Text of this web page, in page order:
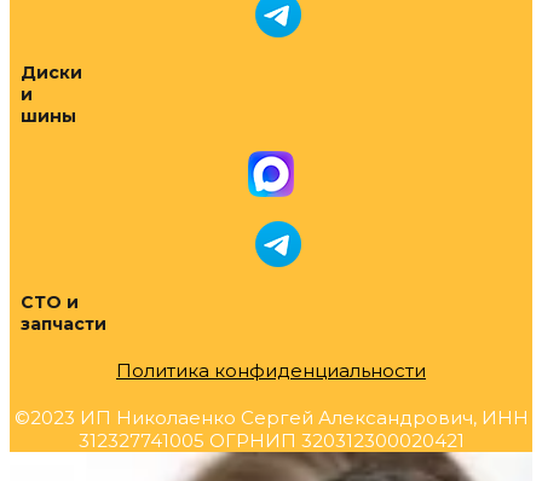
Диски
и
шины
СТО и
запчасти
Политика конфиденциальности
©2023 ИП Николаенко Сергей Александрович, ИНН
312327741005 ОГРНИП 320312300020421